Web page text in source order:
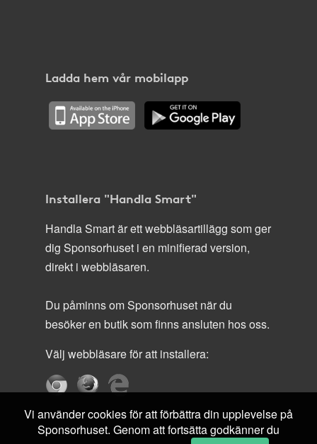
Ladda hem vår mobilapp
Installera "Handla Smart"
Handla Smart är ett webbläsartillägg som ger
dig Sponsorhuset i en minifierad version,
direkt i webbläsaren.
Du påminns om Sponsorhuset när du
besöker en butik som finns ansluten hos oss.
Välj webbläsare för att installera:
Vi använder cookies för att förbättra din upplevelse på
Sponsorhuset. Genom att fortsätta godkänner du